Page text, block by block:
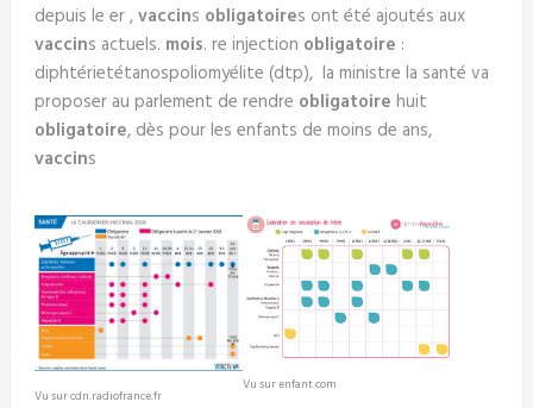
depuis le er ,vaccins obligatoires ont été ajoutés aux
vaccins actuels. mois. re injection obligatoire :
diphtérietétanospoliomyélite (dtp), la ministre la santé va
proposer au parlement de rendre obligatoire huit
obligatoire, dès pour les enfants de moins de ans,
vaccins
Vu sur cdn.radiofrance.fr
Vu sur enfant.com